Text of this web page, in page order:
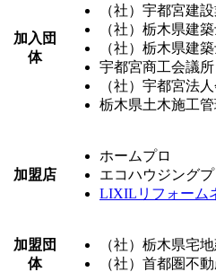
加入団
体
（社）宇都宮建
（社）栃木県建
（社）栃木県建
宇都宮商工会議所
（社）宇都宮法
栃木県土木施工
加盟店
ホームプロ
エコハウジング
LIXILリフォーム
加盟団
体
（社）栃木県宅
（社）首都圏不